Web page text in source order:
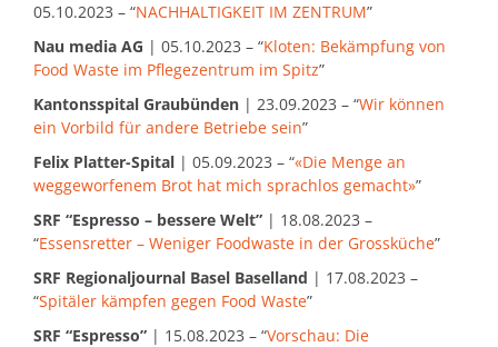
05.10.2023 – “NACHHALTIGKEIT IM ZENTRUM”
Nau media AG | 05.10.2023 – “Kloten: Bekämpfung von
Food Waste im Pflegezentrum im Spitz”
Kantonsspital Graubünden | 23.09.2023 – “Wir können
ein Vorbild für andere Betriebe sein”
Felix Platter-Spital | 05.09.2023 – “«Die Menge an
weggeworfenem Brot hat mich sprachlos gemacht»”
SRF “Espresso – bessere Welt” | 18.08.2023 –
“Essensretter – Weniger Foodwaste in der Grossküche”
SRF Regionaljournal Basel Baselland | 17.08.2023 –
“Spitäler kämpfen gegen Food Waste”
SRF “Espresso” | 15.08.2023 – “Vorschau: Die